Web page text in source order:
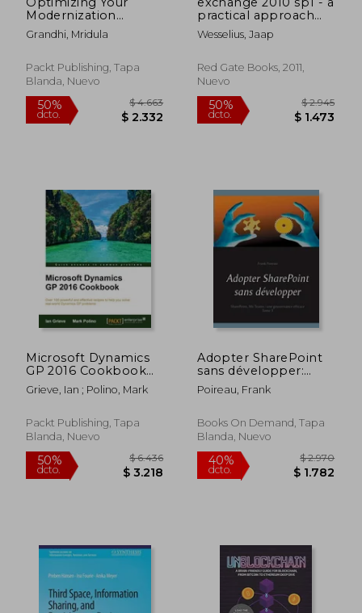
dcto.
50%
dcto.
Modernization
Journey with AWS:
Best practices for
applications and
infrastructure on the
Grandhi, Mridula
Packt Publishing, Tapa
Blanda, Nuevo
practical approach
(en Inglés)
Wesselius, Jaap
Red Gate Books, 2011,
Nuevo
Microsoft Dynamics
GP 2016 Cookbook
(en Inglés)
Grieve, Ian ; Polino, Mark
Packt Publishing, Tapa
Blanda, Nuevo
Adopter SharePoint
sans développer:
SharePoint, Ms
Teams: Une
(en Francés)
Poireau, Frank
Books On Demand, Tapa
Blanda, Nuevo